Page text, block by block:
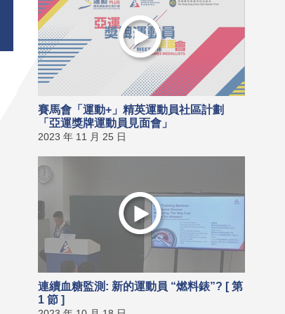
賽馬會「運動+」精英運動員社區計劃
「亞運獎牌運動員見面會」
2023 年 11 月 25 日
連續血糖監測: 新的運動員 “燃料錶”? [ 第
1 節 ]